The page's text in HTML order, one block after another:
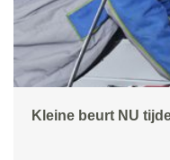
Kleine beurt NU